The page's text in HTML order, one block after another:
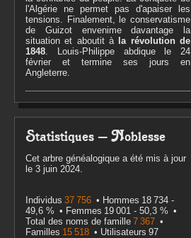
l'Algérie ne permet pas d'apaiser les
tensions. Finalement, le conservatisme
de Guizot envenime davantage la
situation et aboutit à la révolution de
1848. Louis-Philippe abdique le 24
février et termine ses jours en
Angleterre.
Statistiques — Noblesse
Cet arbre généalogique a été mis à jour
le 3 juin 2024.
Individus 37 756 Hommes 18 734 -
49,6 %
Femmes 19 001 - 50,3 %
Total des noms de famille 7 367
Familles 15 518 Utilisateurs 97